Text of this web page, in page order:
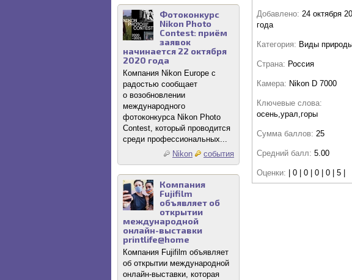
Фотоконкурс
Nikon Photo
Contest: приём
заявок
начинается 22 октября
2020 года
Компания Nikon Europe с
радостью сообщает
о возобновлении
международного
фотоконкурса Nikon Photo
Contest, который проводится
среди профессиональных...
Nikon
события
Компания
Fujifilm
объявляет об
открытии
международной
онлайн-выставки
printlife@home
Компания Fujifilm объявляет
об открытии международной
онлайн-выставки, которая
Добавлено: 24 октября
года
Категория: Виды
Страна: Россия
Камера: Nikon D 7000
Ключевые слова:
осень,урал,горы
Сумма баллов: 25
Средний балл: 5.00
Оценки: | 0 | 0 | 0 | 0 | 5 |